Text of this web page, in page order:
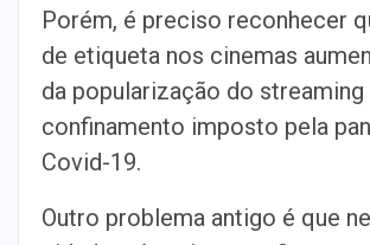
Porém, é preciso reconhecer
de etiqueta nos cinemas
da popularização do streaming
confinamento imposto pela
Covid-19.
Outro problema antigo é que